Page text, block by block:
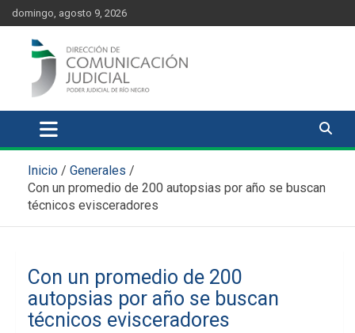
content
Skip
to
content
domingo, agosto 9, 2026
Comunicación Judicial
Inicio
Generales
Con un promedio de 200 autopsias por año se buscan
técnicos evisceradores
Con un promedio de 200
autopsias por año se buscan
técnicos evisceradores